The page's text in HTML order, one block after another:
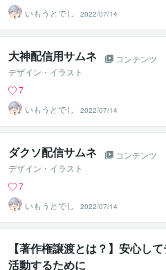
いもうとでし
2022/07/14
大神配信用サムネ
コンテンツ
デザイン・イラスト
7
いもうとでし
2022/07/14
ダクソ配信サムネ
コンテンツ
デザイン・イラスト
7
いもうとでし
2022/07/14
【著作権譲渡とは？】安心して
活動するために